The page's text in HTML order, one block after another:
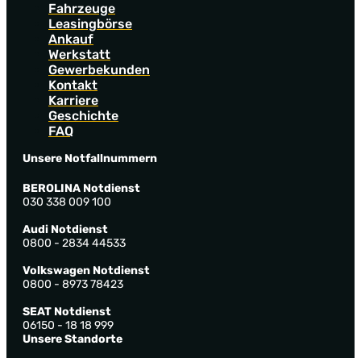
Fahrzeuge
Leasingbörse
Ankauf
Werkstatt
Gewerbekunden
Kontakt
Karriere
Geschichte
FAQ
Unsere Notfallnummern
BEROLINA Notdienst
030 338 009 100
Audi Notdienst
0800 - 2834 44533
Volkswagen Notdienst
0800 - 8973 78423
SEAT Notdienst
06150 - 18 18 999
Unsere Standorte